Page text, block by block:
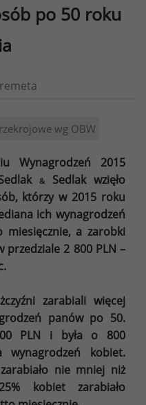
po 50 roku
wg OBW
Wynagrodzeń 2015
&Sedlak wzięło
którzy w 2015 roku
ich wynagrodzeń
miesięcznie, a zarobki
przedziale 2 800 PLN –
zarabiali więcej
panów po 50.
PLN i była o 800
wynagrodzeń kobiet.
nie mniej niż
kobiet zarabiało